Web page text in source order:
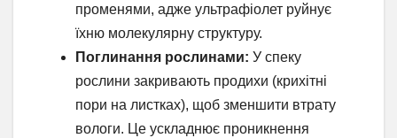
променями, адже ультрафіолет руйнує
їхню молекулярну структуру.
Поглинання рослинами: У спеку
рослини закривають продихи (крихітні
пори на листках), щоб зменшити втрату
вологи. Це ускладнює проникнення